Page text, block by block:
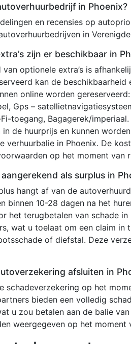
in Phoenix?
en recensies op
in
zijn er beschikbaar in
van optionele extra’s is
kan de
online worden
Gps –
toegang, Bagagerek/
de huurprijs en kunnen
verhuurbalie in Phoenix. De
op het moment van
als surplus in
hangt af van de
binnen 10-28 dagen na het
het terugbetalen van schade
wat u toelaat om een claim
of diefstal. Deze
afsluiten in
schadeverzekering op het
bieden een volledig
u zou betalen aan de balie
weergegeven op het moment